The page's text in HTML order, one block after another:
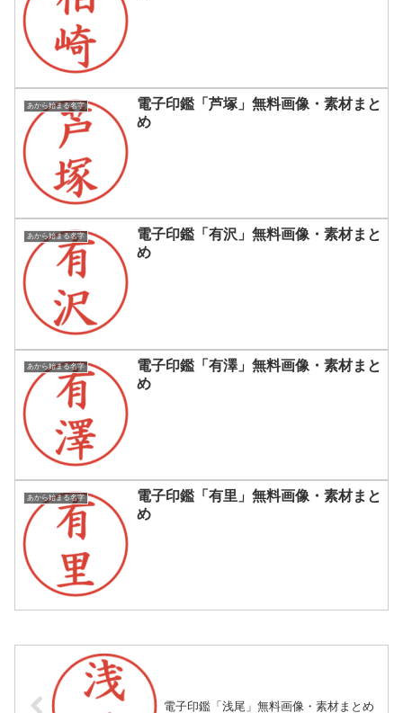
あから始まる名字
電子印鑑「芦塚」無料画像・素材まと
め
あから始まる名字
電子印鑑「有沢」無料画像・素材まと
め
あから始まる名字
電子印鑑「有澤」無料画像・素材まと
め
あから始まる名字
電子印鑑「有里」無料画像・素材まと
め
電子印鑑「浅尾」無料画像・素材まとめ